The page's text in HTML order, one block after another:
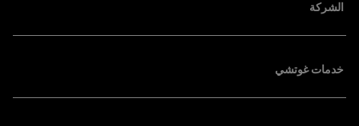
الشركة
خدمات غوتشي